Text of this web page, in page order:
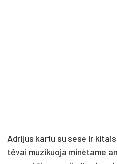
Adrijus kartu su sese ir
tėvai muzikuoja minėtame